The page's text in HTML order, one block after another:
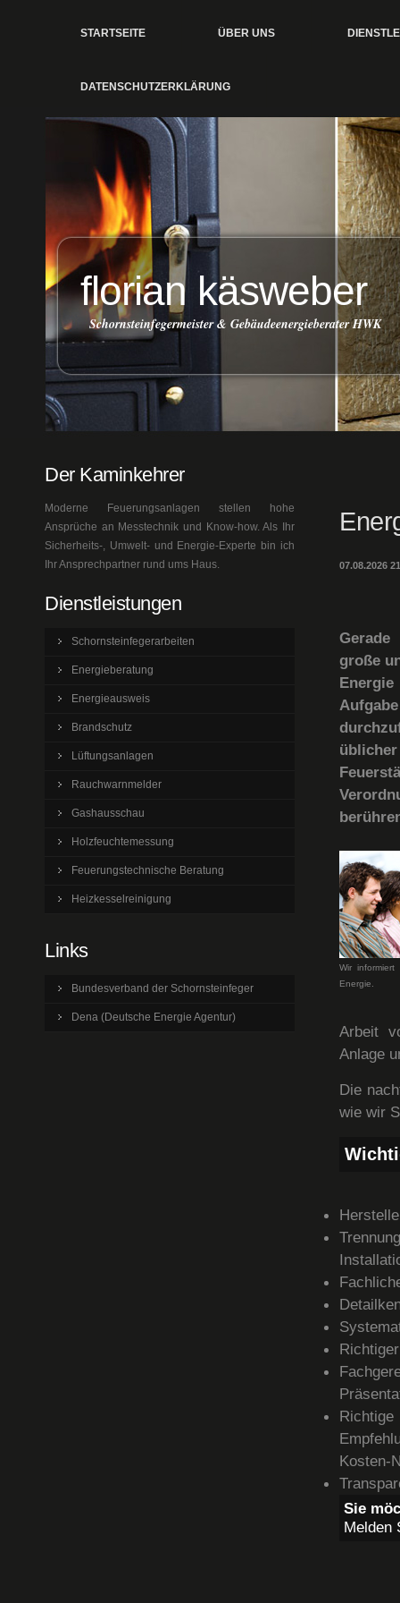
STARTSEITE ÜBER UNS
DATENSCHUTZERKLÄRUNG
florian käsweber
Schornsteinfegermeister & Gebäudeenergieberater HWK
07.08.2026
große
Wir
Energie.
Arbeit
Anlage
Die
wie wir
Kosten-
Sie
Melden
Der Kaminkehrer
Moderne Feuerungsanlagen stellen hohe
Ansprüche an Messtechnik und Know-how. Als Ihr
Sicherheits-, Umwelt- und Energie-Experte bin ich
Ihr Ansprechpartner rund ums Haus.
Dienstleistungen
Schornsteinfegerarbeiten
Energieberatung
Energieausweis
Brandschutz
Lüftungsanlagen
Rauchwarnmelder
Gashausschau
Holzfeuchtemessung
Feuerungstechnische Beratung
Heizkesselreinigung
Links
Bundesverband der Schornsteinfeger
Dena (Deutsche Energie Agentur)